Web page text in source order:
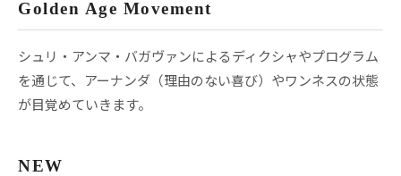
Golden Age Movement
シュリ・アンマ・バガヴァンによるディクシャやプログラム
を通じて、アーナンダ（理由のない喜び）やワンネスの状態
が目覚めていきます。
NEW